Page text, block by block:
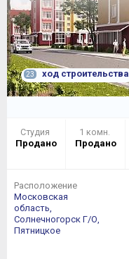
23 ход строительства
Студия
Продано
1 комн.
Продано
Расположение
Московская
область,
Солнечногорск Г/О,
Пятницкое